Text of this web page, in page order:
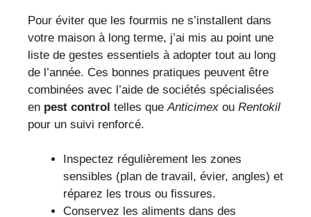
Pour éviter que les fourmis ne s’installent dans
votre maison à long terme, j’ai mis au point une
liste de gestes essentiels à adopter tout au long
de l’année. Ces bonnes pratiques peuvent être
combinées avec l’aide de sociétés spécialisées
en pest control telles queAnticimex ou Rentokil
pour un suivi renforcé.
Inspectez régulièrement les zones
sensibles (plan de travail, évier, angles) et
réparez les trous ou fissures.
Conservez les aliments dans des